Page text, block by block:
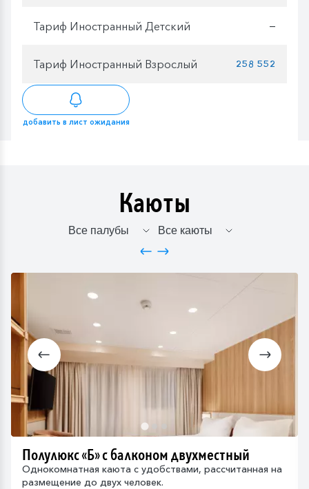
Тариф Иностранный Детский —
Тариф Иностранный Взрослый 258 552
добавить в лист ожидания
Каюты
Полулюкс «Б» с балконом двухместный
Однокомнатная каюта с удобствами, рассчитанная на
размещение до двух человек.